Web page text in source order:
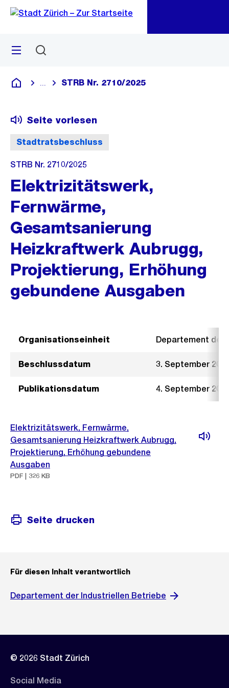
Navigation
Sprunglink
Menü
Deutsch
Blende alle Breadcrumbs ein
STRB Nr. 2710/2025
Stadtratsbeschluss
Seite vorlesen
STRB Nr. 2710/2025
Elektrizitätswerk,
Fernwärme,
Gesamtsanierung
Heizkraftwerk Aubrugg,
Projektierung, Erhöhung
gebundene Ausgaben
Organisationseinheit Departement der
Beschlussdatum 3. September
Publikationsdatum 4. September
Elektrizitätswerk, Fernwärme,
Gesamtsanierung Heizkraftwerk Aubrugg,
Projektierung, Erhöhung gebundene
Ausgaben
PDF | 326 KB
Seite drucken
Für diesen Inhalt verantwortlich
Departement der Industriellen Betriebe
© 2026 Stadt Zürich
Social Media